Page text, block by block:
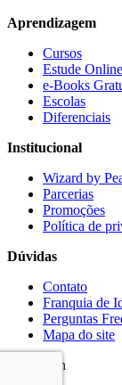
Aprendizagem
Cursos
Estude Online
e-Books
Escolas
Diferenciais
Institucional
Wizard by
Parcerias
Promoções
Política de
Dúvidas
Contato
Franquia de
Perguntas
Mapa do site